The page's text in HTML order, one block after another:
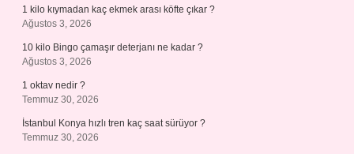
1 kilo kıymadan kaç ekmek arası köfte çıkar ?
Ağustos 3, 2026
10 kilo Bingo çamaşır deterjanı ne kadar ?
Ağustos 3, 2026
1 oktav nedir ?
Temmuz 30, 2026
İstanbul Konya hızlı tren kaç saat sürüyor ?
Temmuz 30, 2026